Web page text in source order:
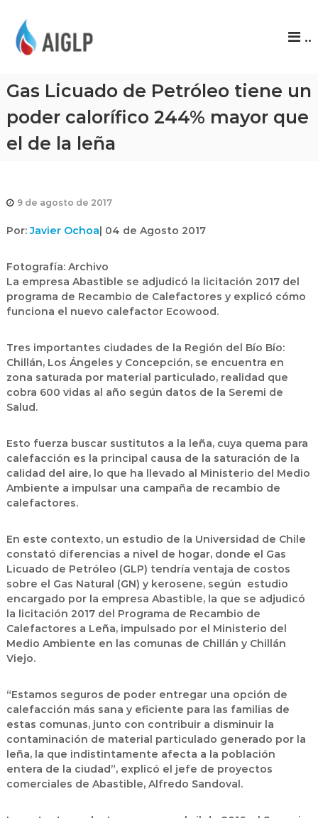
P
..
Gas Licuado de Petróleo tiene un
poder calorífico 244% mayor que
el de la leña
9 de agosto de 2017
Por:Javier Ochoa| 04 de Agosto 2017
Fotografía: Archivo
La empresa Abastible se adjudicó la licitación 2017 del
programa de Recambio de Calefactores y explicó cómo
funciona el nuevo calefactor Ecowood.
Tres importantes ciudades de la Región del Bío Bío:
Chillán, Los Ángeles y Concepción, se encuentra en
zona saturada por material particulado, realidad que
cobra 600 vidas al año según datos de la Seremi de
Salud.
Esto fuerza buscar sustitutos a la leña, cuya quema para
calefacción es la principal causa de la saturación de la
calidad del aire, lo que ha llevado al Ministerio del Medio
Ambiente a impulsar una campaña de recambio de
calefactores.
En este contexto, un estudio de la Universidad de Chile
constató diferencias a nivel de hogar, donde el Gas
Licuado de Petróleo (GLP) tendría ventaja de costos
sobre el Gas Natural (GN) y kerosene, según estudio
encargado por la empresa Abastible, la que se adjudicó
la licitación 2017 del Programa de Recambio de
Calefactores a Leña, impulsado por el Ministerio del
Medio Ambiente en las comunas de Chillán y Chillán
Viejo.
“Estamos seguros de poder entregar una opción de
calefacción más sana y eficiente para las familias de
estas comunas, junto con contribuir a disminuir la
contaminación de material particulado generado por la
leña, la que indistintamente afecta a la población
entera de la ciudad”, explicó el jefe de proyectos
comerciales de Abastible, Alfredo Sandoval.